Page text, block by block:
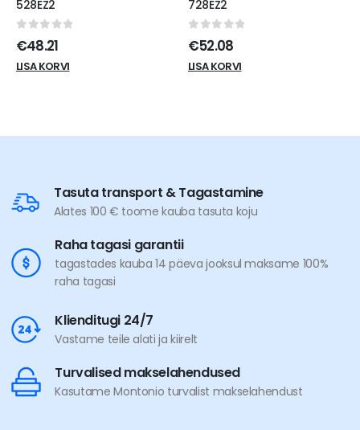
728EZ2
out of 5
€52.08
LISA KORVI
28cm Fissler 045-501-28-
100
0out of 5
€43.52
Tasuta transport & Tagastamine
Alates 100 € toome kauba tasuta koju
Raha tagasi garantii
tagastades kauba 14 päeva jooksul maksame 100%
raha tagasi
Klienditugi 24/7
Vastame teile alati ja kiirelt
Turvalised makselahendused
Kasutame Montonio turvalist makselahendust